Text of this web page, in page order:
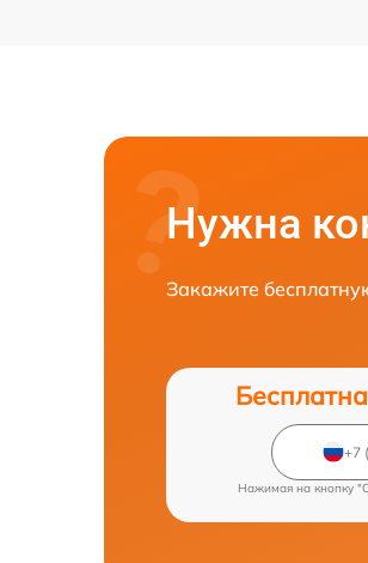
Нужна
Закажите
Нажимая на кнопку